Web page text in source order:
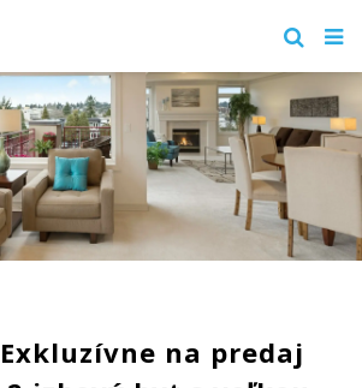
Exkluzívne na predaj